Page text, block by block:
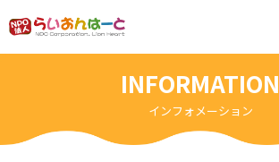
INFORMATION
インフォメーション